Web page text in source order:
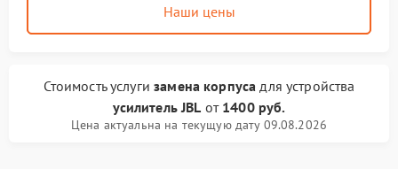
Наши цены
Стоимость услугизамена корпуса для устройства
усилитель JBL от 1400 руб.
Цена актуальна на текущую дату 09.08.2026